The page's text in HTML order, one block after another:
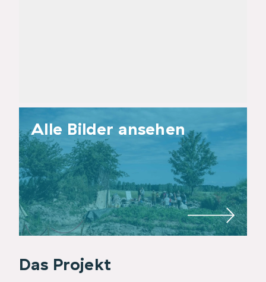
Alle Bilder ansehen
Das Projekt